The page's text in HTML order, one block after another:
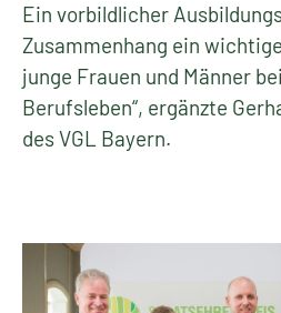
Ein vorbildlicher
Zusammenhang ein
junge Frauen und Männer
Berufsleben“, ergänzte
des VGL Bayern.